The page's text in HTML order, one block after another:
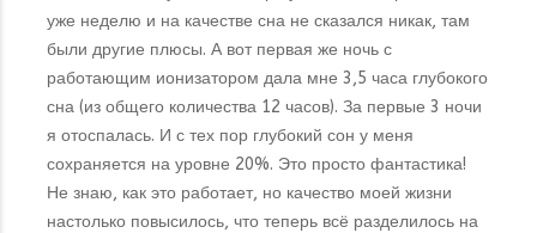
уже неделю и на качестве сна не сказался никак, там
были другие плюсы. А вот первая же ночь с
работающим ионизатором дала мне 3,5 часа глубокого
сна (из общего количества 12 часов). За первые 3 ночи
я отоспалась. И с тех пор глубокий сон у меня
сохраняется на уровне 20%. Это просто фантастика!
Не знаю, как это работает, но качество моей жизни
настолько повысилось, что теперь всё разделилось на